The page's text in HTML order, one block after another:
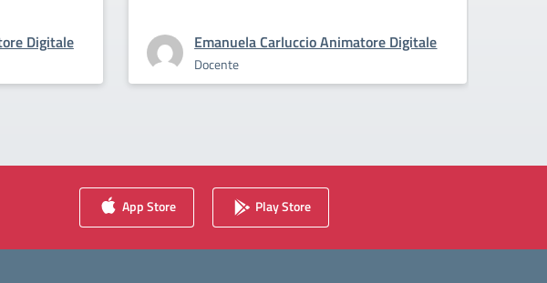
Digitale Emanuela Carluccio Animatore Digitale
Docente
App Store Play Store